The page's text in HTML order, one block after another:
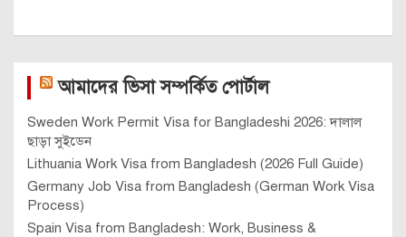
আমাদের ভিসা সম্পর্কিত পোর্টাল
Sweden Work Permit Visa for Bangladeshi 2026: দালাল
ছাড়া সুইডেন
Lithuania Work Visa from Bangladesh (2026 Full Guide)
Germany Job Visa from Bangladesh (German Work Visa
Process)
Spain Visa from Bangladesh: Work, Business &